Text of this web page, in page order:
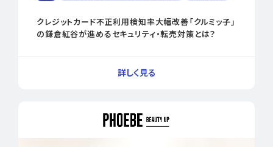
クレジットカード不正利用検知率大幅改善「クルミッ子」
の鎌倉紅谷が進めるセキュリティ・転売対策とは？